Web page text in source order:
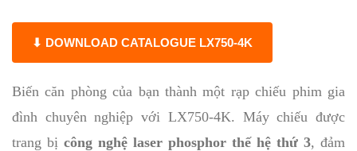
⬇ DOWNLOAD CATALOGUE LX750-4K
Biến căn phòng của bạn thành một rạp chiếu phim gia
đình chuyên nghiệp với LX750-4K. Máy chiếu được
trang bị công nghệ laser phosphor thế hệ thứ 3, đảm